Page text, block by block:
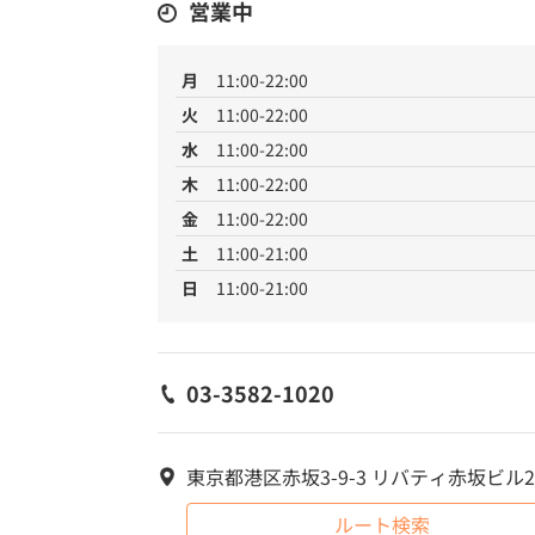
営業中
月
11:00-22:00
火
11:00-22:00
水
11:00-22:00
木
11:00-22:00
金
11:00-22:00
土
11:00-21:00
日
11:00-21:00
03-3582-1020
東京都港区赤坂3-9-3 リバティ赤坂ビル
ルート検索